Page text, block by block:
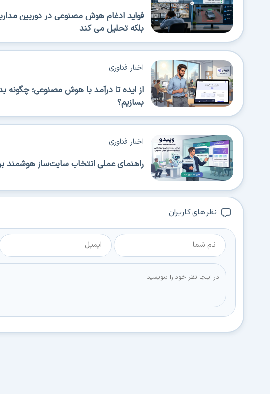
فواید ادغام هوش مصنوعی در دوربین
بلکه تحلیل می کند
از ایده تا درآمد با هوش مصنوعی؛
بسازیم؟
اخبار فناوری
راهنمای عملی انتخاب سایت‌ساز هوشمند
اخبار فناوری
نظر های کاربران